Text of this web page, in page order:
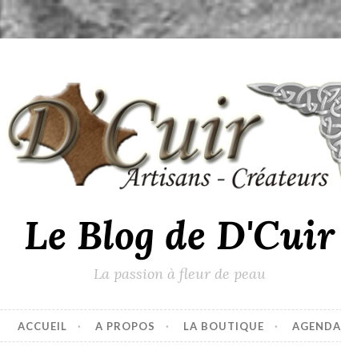
Le Blog de D'Cuir
La passion à fleur de peau
ACCUEIL A PROPOS LA BOUTIQUE AGENDA